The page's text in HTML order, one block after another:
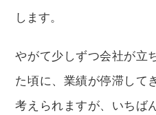
します。
やがて少しずつ会社が立
た頃に、業績が停滞して
考えられますが、いちば